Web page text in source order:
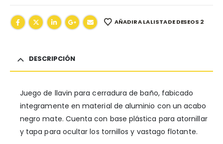
AÑADIR A LA LISTA DE DESEOS 2
DESCRIPCIÓN
Juego de llavin para cerradura de baño, fabicado
integramente en material de aluminio con un acabo
negro mate. Cuenta con base plástica para atornillar
y tapa para ocultar los tornillos y vastago flotante.